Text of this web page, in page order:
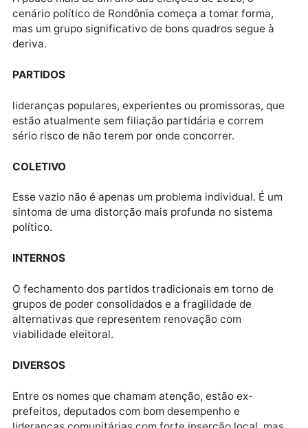
SE APROXIMANDO
A pouco mais de um ano das eleições de 2026, o
mas um grupo significativo de bons quadros segue à
deriva.
PARTIDOS
lideranças populares, experientes ou promissoras,
estão atualmente sem filiação partidária e correm
sério risco de não terem por onde concorrer.
COLETIVO
Esse vazio não é apenas um problema individual. É
sintoma de uma distorção mais profunda no sistema
político.
INTERNOS
O fechamento dos partidos tradicionais em torno de
grupos de poder consolidados e a fragilidade de